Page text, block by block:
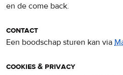
en de come back.
contact
Een boodschap sturen kan via
cookies & privacy